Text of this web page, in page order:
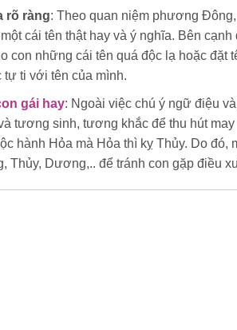
rõ ràng: Theo quan niệm phương
cái tên thật hay và ý nghĩa. Bên
con những cái tên quá độc lạ hoặc đặt
tự ti với tên của mình.
gái hay: Ngoài việc chú ý ngữ điệu
tương sinh, tương khắc để thu hút
hành Hỏa mà Hỏa thì kỵ Thủy. Do đó,
Thủy, Dương,.. để tránh con gặp điều